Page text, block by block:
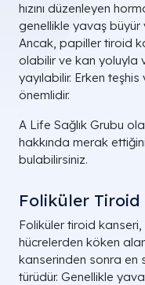
hızını düzenleyen
genellikle yavaş
Ancak, papiller tiroid
olabilir ve kan yoluyla
yayılabilir. Erken
önemlidir.
A Life Sağlık Grubu
hakkında merak
bulabilirsiniz.
Foliküler Tiroid
Foliküler tiroid
hücrelerden köken
kanserinden sonra en
türüdür. Genellikle